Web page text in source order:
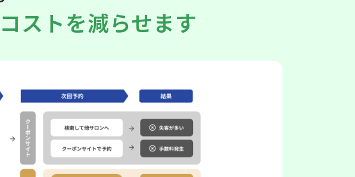
ストを減らせます